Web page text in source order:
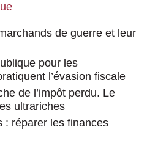
de guerre et leur
pour les
l’évasion fiscale
de l’impôt perdu. Le
ultrariches
: réparer les finances